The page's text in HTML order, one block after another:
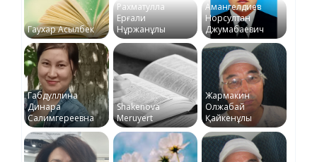
Гаухар Асылбек
Рахматулла
Ерғали
Нұржанұлы
Амангелдиев
Норсултан
Джумабаевич
Габдуллина
Динара
Салимгереевна
Shakenova
Meruyert
Жармакин
Олжабай
Қайкенұлы